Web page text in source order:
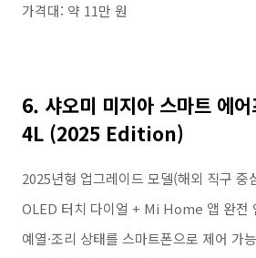
가격대: 약 11만 원
6. 샤오미 미지아 스마트 에
4L (2025 Edition)
2025년형 업그레이드 모델(해외 직구 중
OLED 터치 다이얼 + Mi Home 앱 완전
예열·조리 상태를 스마트폰으로 제어 가능